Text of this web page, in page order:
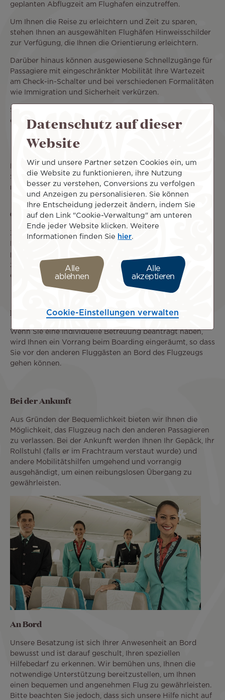
geplanten Abflugzeit am Flughafen einzutreffen.
Um Ihnen die Reise zu erleichtern und Zeit zu sparen,
stehen Ihnen an ausgewählten Flughäfen Hinweisschilder
zur Verfügung, die Ihnen die Orientierung erleichtern.
Darüber hinaus können ausgewiesene Schnellzugänge für
Passagiere mit eingeschränkter Mobilität Ihre Wartezeit
am Check-in-Schalter und bei verschiedenen Formalitäten
wie Immigration und Sicherheit verkürzen.
Sie haben zwei Möglichkeiten, am Tag Ihrer Abreise
einzuchecken:
Am Check-in-Schalter
Online unter
Bitte beachten Sie, dass Sie Ihre Bordkarte am Check-in-
Schalter des Flughafens abholen müssen, um die
notwendige Unterstützung zu erhalten.
Gepäcktransport
Zusätzlich zu dem mit Ihrem Flugschein verbundenen
zusätzliche Kosten transportieren, sofern die
erforderlichen Bedingungen erfüllt sind.
Priority Boarding
Wenn Sie eine individuelle Betreuung beantragt haben,
wird Ihnen ein Vorrang beim Boarding eingeräumt, so dass
Sie vor den anderen Fluggästen an Bord des Flugzeugs
gehen können.
Bei der Ankunft
Aus Gründen der Bequemlichkeit bieten wir Ihnen die
Möglichkeit, das Flugzeug nach den anderen Passagieren
zu verlassen. Bei der Ankunft werden Ihnen Ihr Gepäck, Ihr
Rollstuhl (falls er im Frachtraum verstaut wurde) und
andere Mobilitätshilfen umgehend und vorrangig
ausgehändigt, um einen reibungslosen Übergang zu
gewährleisten.
An Bord
Unsere Besatzung ist sich Ihrer Anwesenheit an Bord
bewusst und ist darauf geschult, Ihren speziellen
Hilfebedarf zu erkennen. Wir bemühen uns, Ihnen die
notwendige Unterstützung bereitzustellen, um Ihnen
einen bequemen und angenehmen Flug zu gewährleisten.
Bitte beachten Sie jedoch, dass sich unsere Hilfe nicht auf
Datenschutz auf dieser
Website
Wir und unsere Partner setzen Cookies ein, um
die Website zu funktionieren, ihre Nutzung
besser zu verstehen, Conversions zu verfolgen
und Anzeigen zu personalisieren. Sie können
Ihre Entscheidung jederzeit ändern, indem Sie
auf den Link "Cookie-Verwaltung" am unteren
Ende jeder Website klicken. Weitere
Informationen finden Sie hier.
Alle
ablehnen
Alle
akzeptieren
Cookie-Einstellungen verwalten